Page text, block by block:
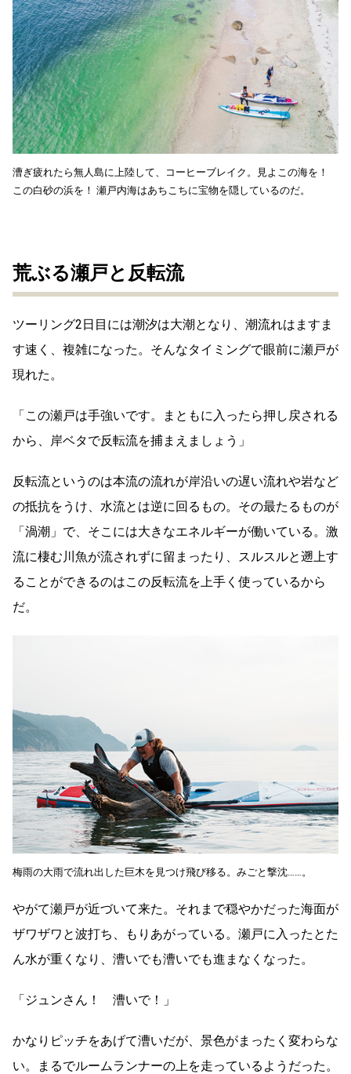
漕ぎ疲れたら無人島に上陸して、コーヒーブレイク。見よこの海を！
この白砂の浜を！ 瀬戸内海はあちこちに宝物を隠しているのだ。
荒ぶる瀬戸と反転流
ツーリング2日目には潮汐は大潮となり、潮流れはますま
す速く、複雑になった。そんなタイミングで眼前に瀬戸が
現れた。
「この瀬戸は手強いです。まともに入ったら押し戻される
から、岸ベタで反転流を捕まえましょう」
反転流というのは本流の流れが岸沿いの遅い流れや岩など
の抵抗をうけ、水流とは逆に回るもの。その最たるものが
「渦潮」で、そこには大きなエネルギーが働いている。激
流に棲む川魚が流されずに留まったり、スルスルと遡上す
ることができるのはこの反転流を上手く使っているから
だ。
梅雨の大雨で流れ出した巨木を見つけ飛び移る。みごと撃沈……。
やがて瀬戸が近づいて来た。それまで穏やかだった海面が
ザワザワと波打ち、もりあがっている。瀬戸に入ったとた
ん水が重くなり、漕いでも漕いでも進まなくなった。
「ジュンさん！ 漕いで！」
かなりピッチをあげて漕いだが、景色がまったく変わらな
い。まるでルームランナーの上を走っているようだった。